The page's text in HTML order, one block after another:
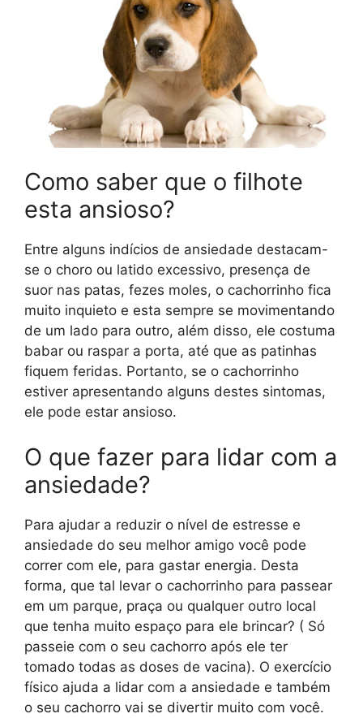
Como saber que o filhote
esta ansioso?
Entre alguns indícios de ansiedade destacam-
se o choro ou latido excessivo, presença de
suor nas patas, fezes moles, o cachorrinho fica
muito inquieto e esta sempre se movimentando
de um lado para outro, além disso, ele costuma
babar ou raspar a porta, até que as patinhas
fiquem feridas. Portanto, se o cachorrinho
estiver apresentando alguns destes sintomas,
ele pode estar ansioso.
O que fazer para lidar com a
ansiedade?
Para ajudar a reduzir o nível de estresse e
ansiedade do seu melhor amigo você pode
correr com ele, para gastar energia. Desta
forma, que tal levar o cachorrinho para passear
em um parque, praça ou qualquer outro local
que tenha muito espaço para ele brincar? ( Só
passeie com o seu cachorro após ele ter
tomado todas as doses de vacina). O exercício
físico ajuda a lidar com a ansiedade e também
o seu cachorro vai se divertir muito com você.